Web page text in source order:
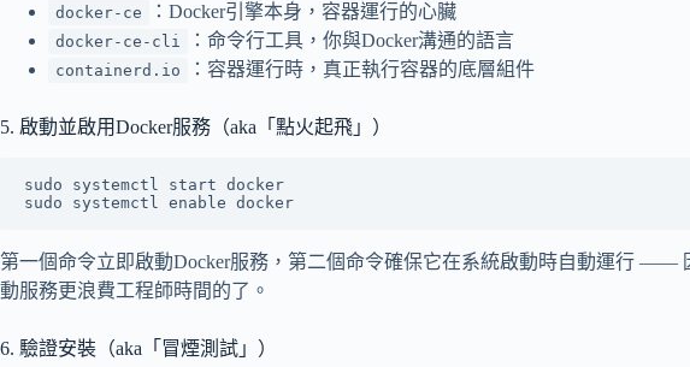
docker-ce ：Docker引擎本身，容器運行的心臟
docker-ce-cli ：命令行工具，你與Docker溝通的語言
containerd.io ：容器運行時，真正執行容器的底層組件
5. 啟動並啟用Docker服務（aka「點火起飛」）
sudo systemctl start docker
第一個命令立即啟動Docker服務，第二個命令確保它在系統啟動時自動運行 ——
動服務更浪費工程師時間的了。
6. 驗證安裝（aka「冒煙測試」）